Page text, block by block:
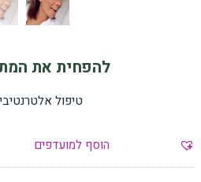
להפחית את
טיפול
הוסף למועדפים